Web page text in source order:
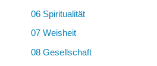
06 Spiritualität
07 Weisheit
08 Gesellschaft